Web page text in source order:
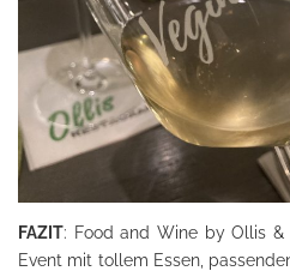
FAZIT: Food and Wine by Ollis
Event mit tollem Essen,